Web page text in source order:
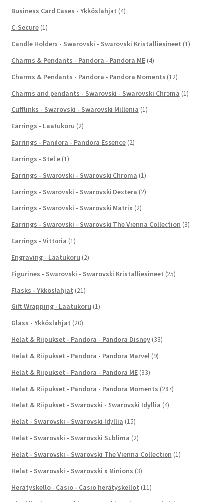
Business Card Cases - Ykköslahjat (4)
C-Secure (1)
Candle Holders - Swarovski - Swarovski Kristalliesineet (1)
Charms & Pendants - Pandora - Pandora ME (4)
Charms & Pendants - Pandora - Pandora Moments (12)
Charms and pendants - Swarovski - Swarovski Chroma (1)
Cufflinks - Swarovski - Swarovski Millenia (1)
Earrings - Laatukoru (2)
Earrings - Pandora - Pandora Essence (2)
Earrings - Stelle (1)
Earrings - Swarovski - Swarovski Chroma (1)
Earrings - Swarovski - Swarovski Dextera (2)
Earrings - Swarovski - Swarovski Matrix (2)
Earrings - Swarovski - Swarovski The Vienna Collection (3)
Earrings - Vittoria (1)
Engraving - Laatukoru (2)
Figurines - Swarovski - Swarovski Kristalliesineet (25)
Flasks - Ykköslahjat (21)
Gift Wrapping - Laatukoru (1)
Glass - Ykköslahjat (20)
Helat & Riipukset - Pandora - Pandora Disney (33)
Helat & Riipukset - Pandora - Pandora Marvel (9)
Helat & Riipukset - Pandora - Pandora ME (33)
Helat & Riipukset - Pandora - Pandora Moments (287)
Helat & Riipukset - Swarovski - Swarovski Idyllia (4)
Helat - Swarovski - Swarovski Idyllia (15)
Helat - Swarovski - Swarovski Sublima (2)
Helat - Swarovski - Swarovski The Vienna Collection (1)
Helat - Swarovski - Swarovski x Minions (3)
Herätyskello - Casio - Casio herätyskellot (11)